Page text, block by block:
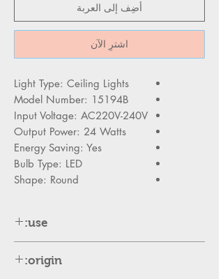
أضِف إلى العربة
اشترِ الآن
Light Type: Ceiling Lights
Model Number: 15194B
Input Voltage: AC220V-240V
Output Power: 24 Watts
Energy Saving: Yes
Bulb Type: LED
Shape: Round
use:
origin: